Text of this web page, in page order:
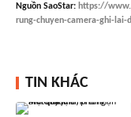
Nguồn SaoStar: https://
rung-chuyen-camera-ghi-lai-
TIN KHÁC